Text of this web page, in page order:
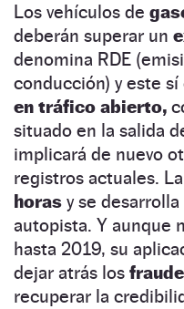
Los vehículos de
deberán superar un
denomina RDE
conducción) y este
en tráfico abierto,
situado en la salida
implicará de nuevo
registros actuales.
horas y se
autopista. Y aunque
hasta 2019, su
dejar atrás los
recuperar la